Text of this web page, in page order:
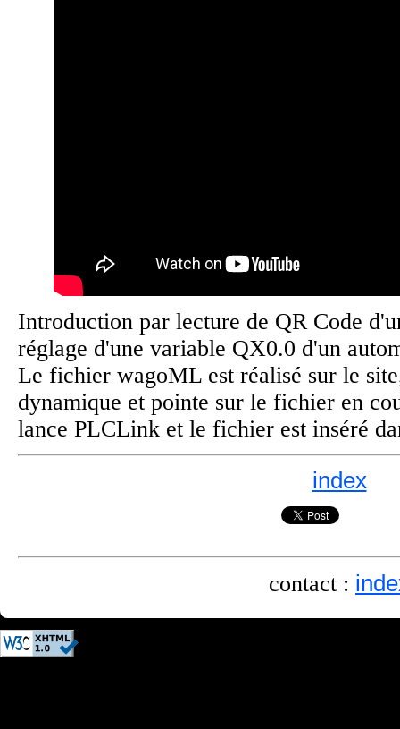
Introduction par lecture de QR Code
réglage d'une variable QX0.0 d'un
Le fichier wagoML est réalisé sur le
dynamique et pointe sur le fichier en
lance PLCLink et le fichier est inséré
index
contact :